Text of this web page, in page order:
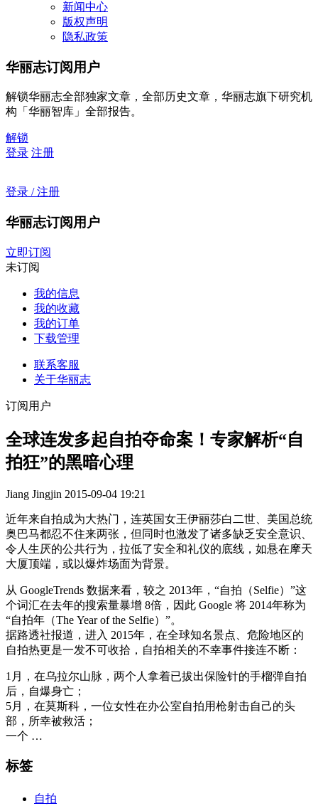
新闻中心
版权声明
隐私政策
华丽志订阅用户
解锁华丽志全部独家文章，全部历史文章，华丽志旗下研究机
构「华丽智库」全部报告。
解锁
登录 注册
登录 / 注册
华丽志订阅用户
立即订阅
未订阅
我的信息
我的收藏
我的订单
下载管理
联系客服
关于华丽志
订阅用户
全球连发多起自拍夺命案！专家解析“自
拍狂”的黑暗心理
Jiang Jingjin 2015-09-04 19:21
近年来自拍成为大热门，连英国女王伊丽莎白二世、美国总统
奥巴马都忍不住来两张，但同时也激发了诸多缺乏安全意识、
令人生厌的公共行为，拉低了安全和礼仪的底线，如悬在摩天
大厦顶端，或以爆炸场面为背景。
从 GoogleTrends 数据来看，较之 2013年，“自拍（Selfie）”这
个词汇在去年的搜索量暴增 8倍，因此 Google 将 2014年称为
“自拍年（The Year of the Selfie）”。
据路透社报道，进入 2015年，在全球知名景点、危险地区的
自拍热更是一发不可收拾，自拍相关的不幸事件接连不断：
1月，在乌拉尔山脉，两个人拿着已拔出保险针的手榴弹自拍
后，自爆身亡；
5月，在莫斯科，一位女性在办公室自拍用枪射击自己的头
部，所幸被救活；
一个 …
标签
自拍